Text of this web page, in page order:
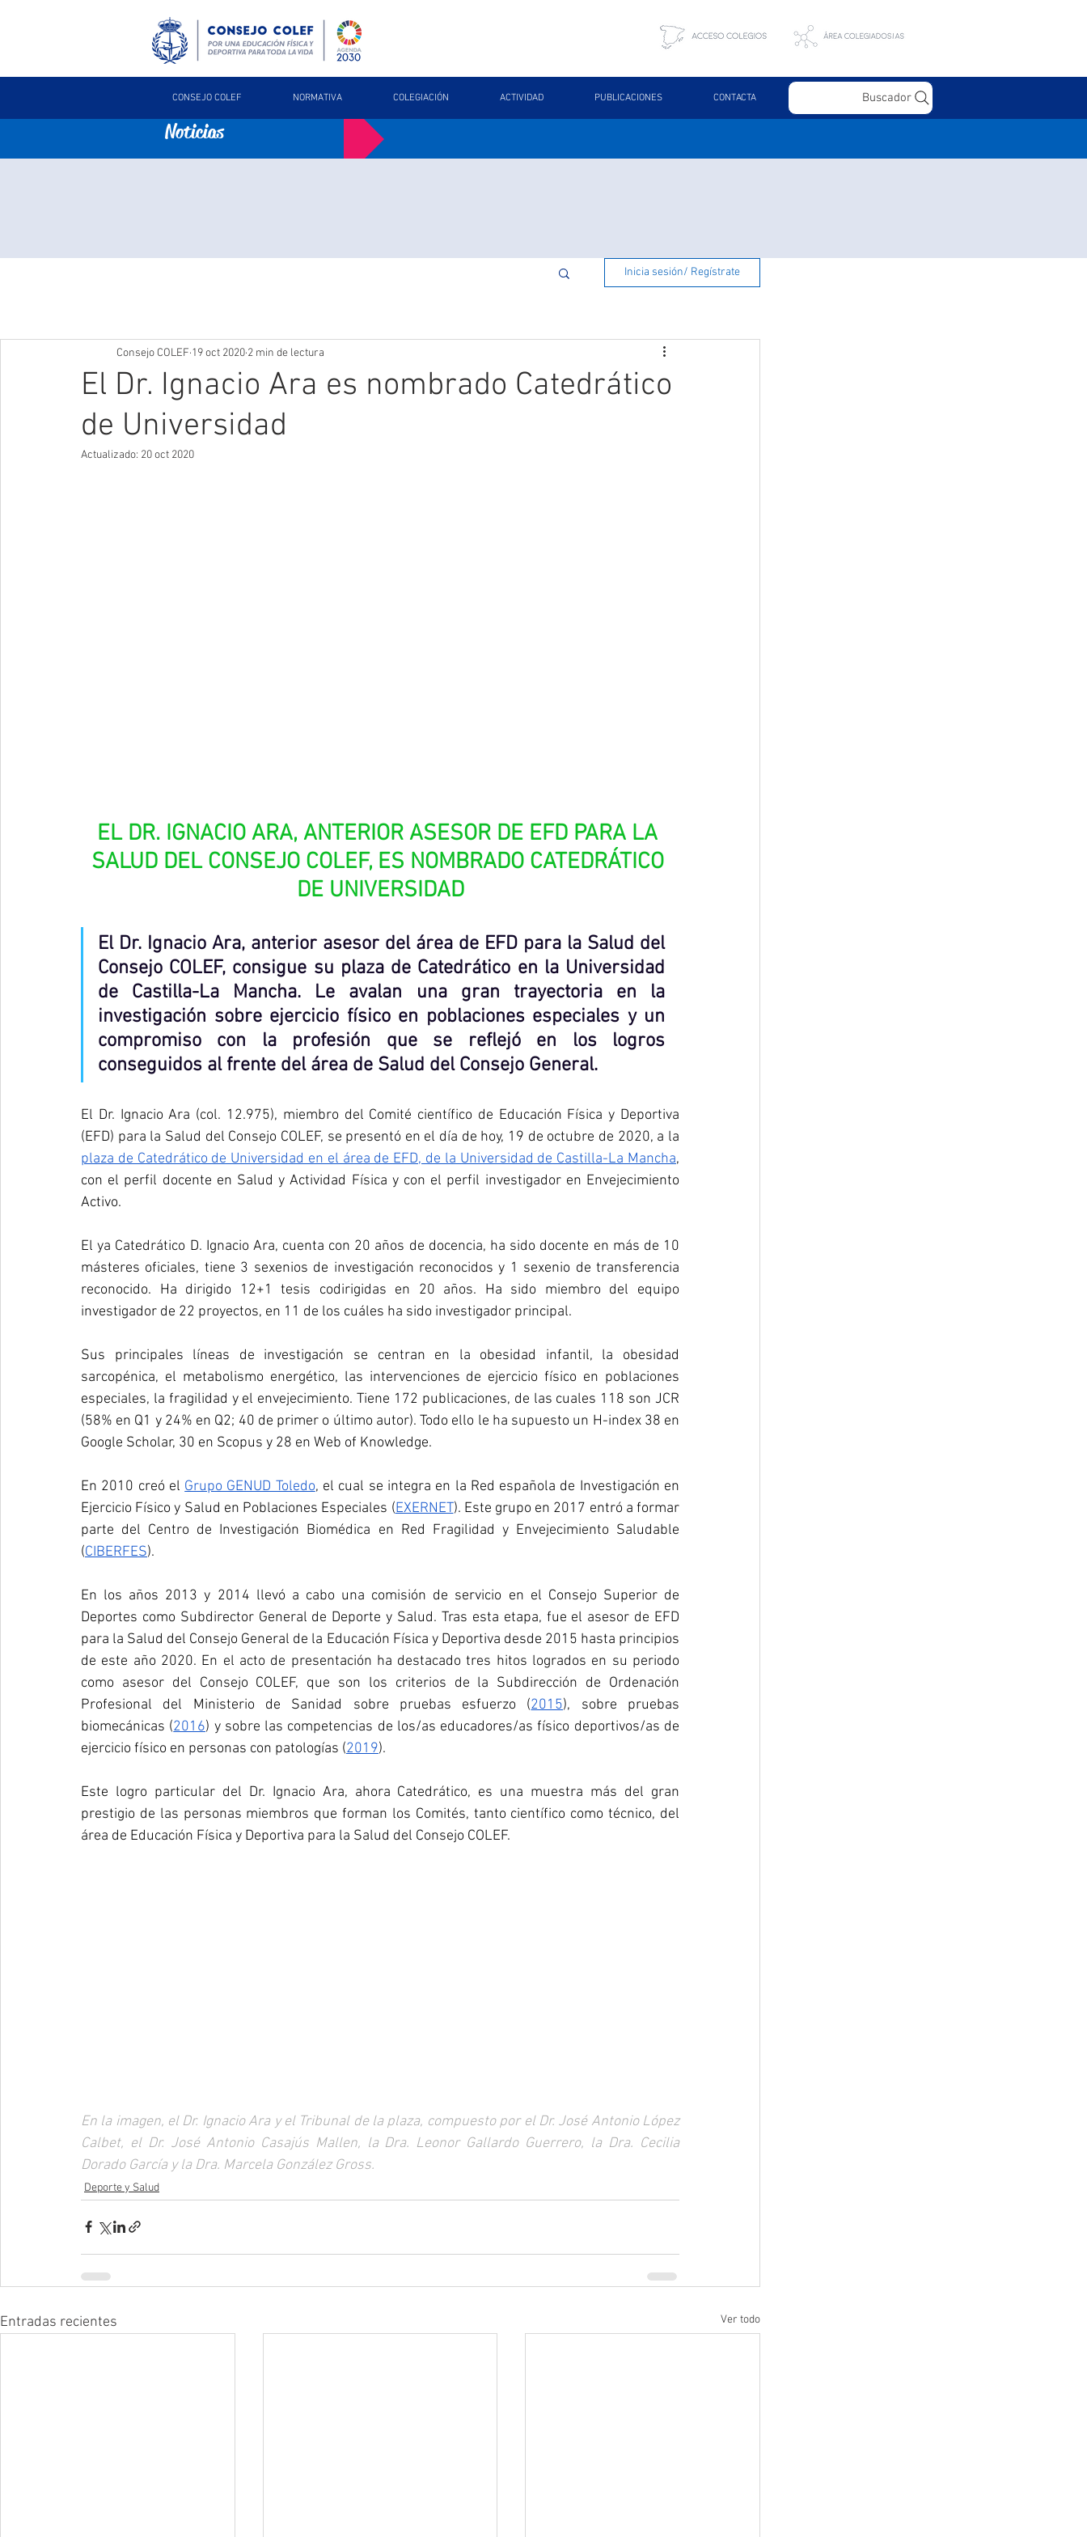
CONSEJO COLEF NORMATIVA COLEGIACIÓN ACTIVIDAD PUBLICACIONES CONTACTA Buscador
Noticias
Inicia sesión/ Regístrate
El Dr. Ignacio Ara es nombrado Catedrático
de Universidad
Consejo COLEF 19 oct 2020 2 min de lectura
Actualizado: 20 oct 2020
EL DR. IGNACIO ARA, ANTERIOR ASESOR DE EFD PARA LA
SALUD DEL CONSEJO COLEF, ES NOMBRADO CATEDRÁTICO
DE UNIVERSIDAD
El Dr. Ignacio Ara, anterior asesor del área de EFD para la Salud del
Consejo COLEF, consigue su plaza de Catedrático en la Universidad
de Castilla-La Mancha. Le avalan una gran trayectoria en la
investigación sobre ejercicio físico en poblaciones especiales y un
compromiso con la profesión que se reflejó en los logros
conseguidos al frente del área de Salud del Consejo General.
El Dr. Ignacio Ara (col. 12.975), miembro del Comité científico de Educación Física y Deportiva
plaza de Catedrático de Universidad en el área de EFD, de la Universidad de Castilla-La Mancha,
con el perfil docente en Salud y Actividad Física y con el perfil investigador en Envejecimiento
Activo.
El ya Catedrático D. Ignacio Ara, cuenta con 20 años de docencia, ha sido docente en más de 10
másteres oficiales, tiene 3 sexenios de investigación reconocidos y 1 sexenio de transferencia
reconocido. Ha dirigido 12+1 tesis codirigidas en 20 años. Ha sido miembro del equipo
investigador de 22 proyectos, en 11 de los cuáles ha sido investigador principal.
Sus principales líneas de investigación se centran en la obesidad infantil, la obesidad
sarcopénica, el metabolismo energético, las intervenciones de ejercicio físico en poblaciones
especiales, la fragilidad y el envejecimiento. Tiene 172 publicaciones, de las cuales 118 son JCR
(58% en Q1 y 24% en Q2; 40 de primer o último autor). Todo ello le ha supuesto un H-index 38 en
Google Scholar, 30 en Scopus y 28 en Web of Knowledge.
En 2010 creó el Grupo GENUD Toledo, el cual se integra en la Red española de Investigación en
Ejercicio Físico y Salud en Poblaciones Especiales (EXERNET). Este grupo en 2017 entró a formar
parte del Centro de Investigación Biomédica en Red Fragilidad y Envejecimiento Saludable
(CIBERFES).
En los años 2013 y 2014 llevó a cabo una comisión de servicio en el Consejo Superior de
Deportes como Subdirector General de Deporte y Salud. Tras esta etapa, fue el asesor de EFD
para la Salud del Consejo General de la Educación Física y Deportiva desde 2015 hasta principios
de este año 2020. En el acto de presentación ha destacado tres hitos logrados en su periodo
como asesor del Consejo COLEF, que son los criterios de la Subdirección de Ordenación
Profesional del Ministerio de Sanidad sobre pruebas esfuerzo (2015), sobre pruebas
biomecánicas (2016) y sobre las competencias de los/as educadores/as físico deportivos/as de
ejercicio físico en personas con patologías (2019).
Este logro particular del Dr. Ignacio Ara, ahora Catedrático, es una muestra más del gran
prestigio de las personas miembros que forman los Comités, tanto científico como técnico, del
área de Educación Física y Deportiva para la Salud del Consejo COLEF.
En la imagen, el Dr. Ignacio Ara y el Tribunal de la plaza, compuesto por el Dr. José Antonio López
Calbet, el Dr. José Antonio Casajús Mallen, la Dra. Leonor Gallardo Guerrero, la Dra. Cecilia
Dorado García y la Dra. Marcela González Gross.
Deporte y Salud
Entradas recientes Ver todo